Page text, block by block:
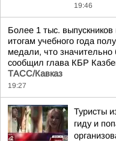
19:46
Более 1 тыс.
итогам учебного года
медали, что
сообщил глава КБР
ТАСС/Кавказ
19:27
Туристы
гиду и